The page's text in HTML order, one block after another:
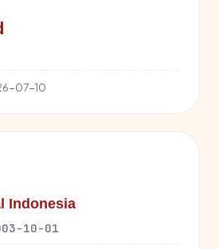
07-10
Indonesia
10-01